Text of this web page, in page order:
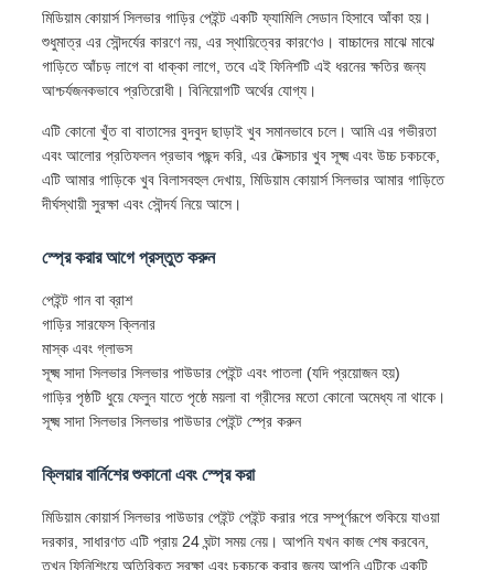
মিডিয়াম কোয়ার্স সিলভার গাড়ির পেইন্ট একটি ফ্যামিলি সেডান হিসাবে আঁকা হয়।
শুধুমাত্র এর সৌন্দর্যের কারণে নয়, এর স্থায়িত্বের কারণেও। বাচ্চাদের মাঝে মাঝে
গাড়িতে আঁচড় লাগে বা ধাক্কা লাগে, তবে এই ফিনিশটি এই ধরনের ক্ষতির জন্য
আশ্চর্যজনকভাবে প্রতিরোধী। বিনিয়োগটি অর্থের যোগ্য।
এটি কোনো খুঁত বা বাতাসের বুদবুদ ছাড়াই খুব সমানভাবে চলে। আমি এর গভীরতা
এবং আলোর প্রতিফলন প্রভাব পছন্দ করি, এর টেক্সচার খুব সূক্ষ্ম এবং উচ্চ চকচকে,
এটি আমার গাড়িকে খুব বিলাসবহুল দেখায়, মিডিয়াম কোয়ার্স সিলভার আমার গাড়িতে
দীর্ঘস্থায়ী সুরক্ষা এবং সৌন্দর্য নিয়ে আসে।
স্প্রে করার আগে প্রস্তুত করুন
পেইন্ট গান বা ব্রাশ
গাড়ির সারফেস ক্লিনার
মাস্ক এবং গ্লাভস
সূক্ষ্ম সাদা সিলভার সিলভার পাউডার পেইন্ট এবং পাতলা (যদি প্রয়োজন হয়)
গাড়ির পৃষ্ঠটি ধুয়ে ফেলুন যাতে পৃষ্ঠে ময়লা বা গ্রীসের মতো কোনো অমেধ্য না থাকে।
সূক্ষ্ম সাদা সিলভার সিলভার পাউডার পেইন্ট স্প্রে করুন
ক্লিয়ার বার্নিশের শুকানো এবং স্প্রে করা
মিডিয়াম কোয়ার্স সিলভার পাউডার পেইন্ট পেইন্ট করার পরে সম্পূর্ণরূপে শুকিয়ে যাওয়া
দরকার, সাধারণত এটি প্রায় 24 ঘন্টা সময় নেয়। আপনি যখন কাজ শেষ করবেন,
তখন ফিনিশিংয়ে অতিরিক্ত সুরক্ষা এবং চকচকে করার জন্য আপনি এটিকে একটি